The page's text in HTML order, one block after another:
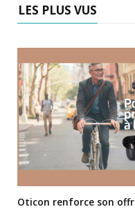
LES PLUS VUS
Oticon renforce son